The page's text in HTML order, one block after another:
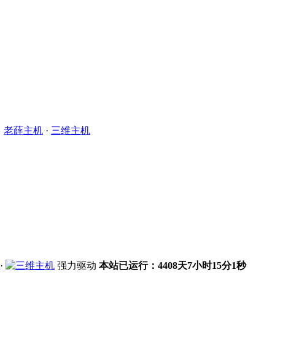
老薛主机 · 三维主机
· 强力驱动 本站已运行：4408天7小时15分2秒